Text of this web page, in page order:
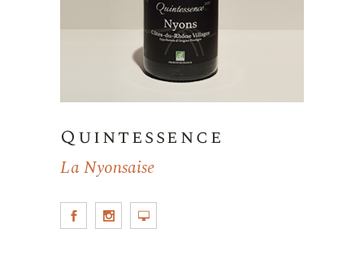
Quintessence
La Nyonsaise